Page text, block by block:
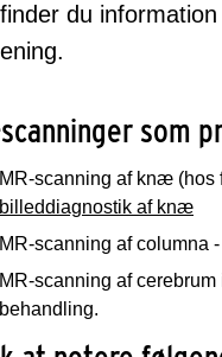
du
scanninger som
MR-scanning af knæ (hos
billeddiagnostik af knæ
MR-scanning af columna
MR-scanning af
behandling.